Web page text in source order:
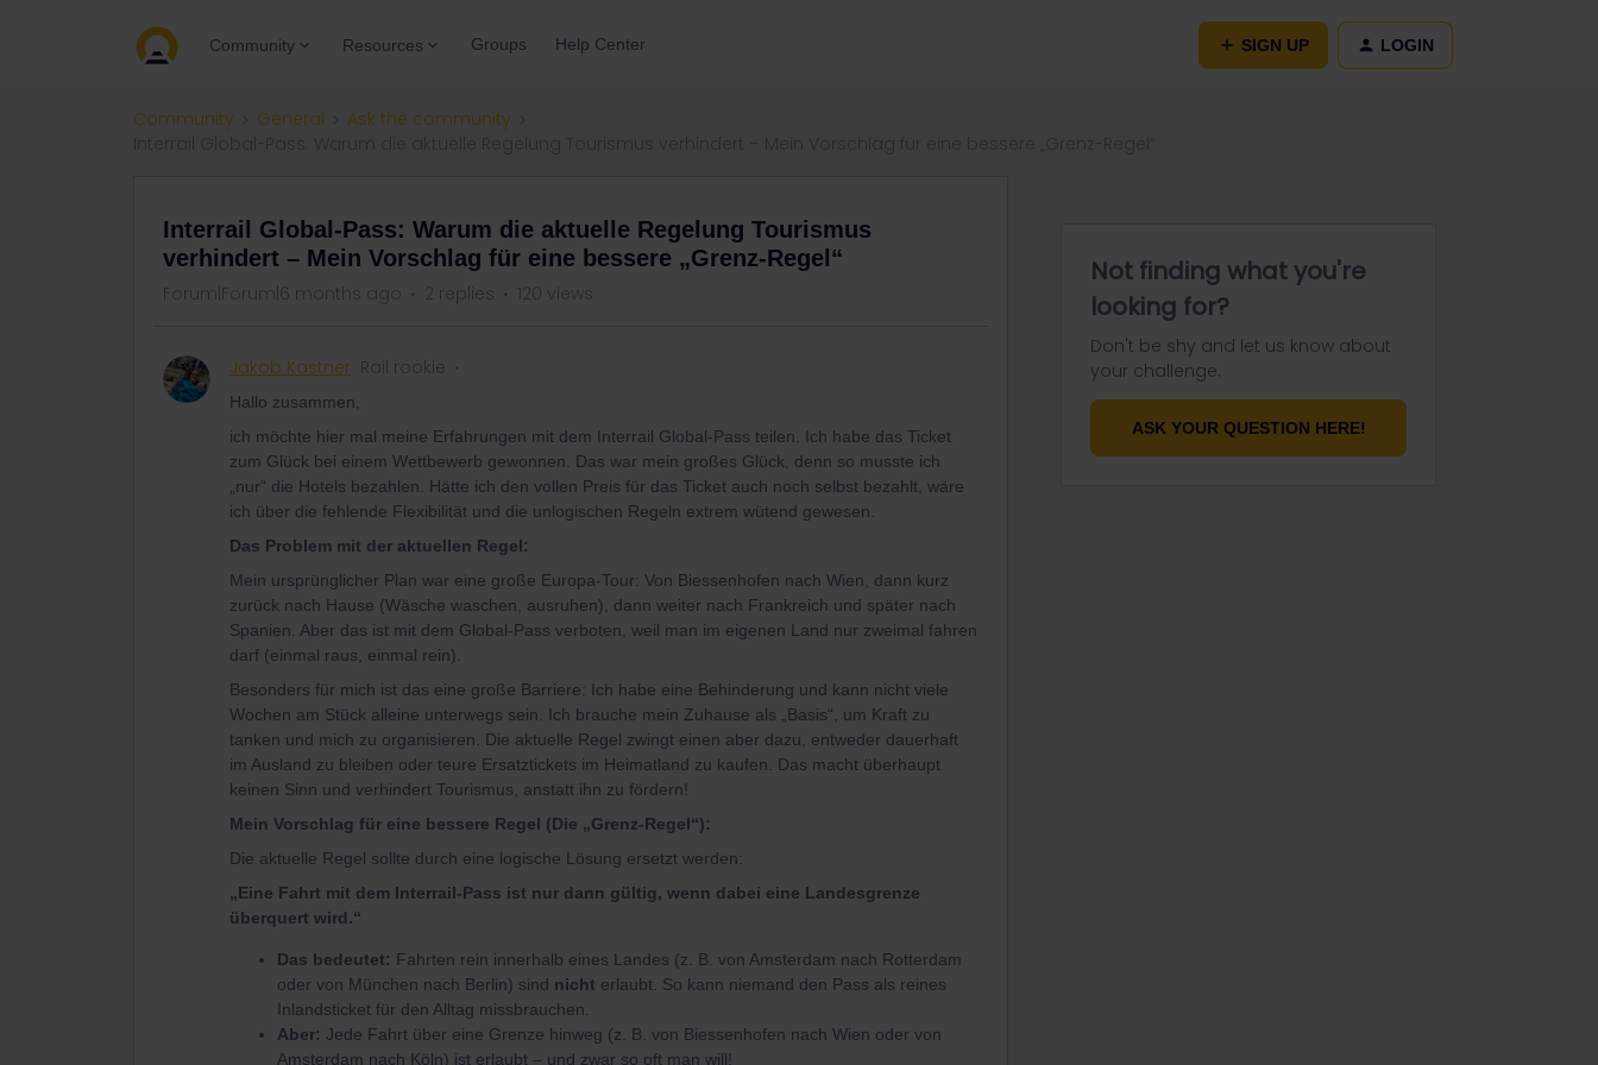
Community Resources Groups Help Center SIGN UP LOGIN
Community General
Ask the community
Interrail Global-Pass: Warum die aktuelle Regelung Tourismus
verhindert – Mein Vorschlag für eine bessere „Grenz-Regel“
Forum|Forum|6 months ago 2 replies 120 views
Jakob Kastner Rail rookie
Hallo zusammen,
​ich möchte hier mal meine Erfahrungen mit dem Interrail Global-Pass teilen. Ich habe das Ticket
zum Glück bei einem Wettbewerb gewonnen. Das war mein großes Glück, denn so musste ich
„nur“ die Hotels bezahlen. Hätte ich den vollen Preis für das Ticket auch noch selbst bezahlt, wäre
ich über die fehlende Flexibilität und die unlogischen Regeln extrem wütend gewesen.
Das Problem mit der aktuellen Regel:
Mein ursprünglicher Plan war eine große Europa-Tour: Von Biessenhofen nach Wien, dann kurz
zurück nach Hause (Wäsche waschen, ausruhen), dann weiter nach Frankreich und später nach
Spanien. Aber das ist mit dem Global-Pass verboten, weil man im eigenen Land nur zweimal fahren
darf (einmal raus, einmal rein).
​Besonders für mich ist das eine große Barriere: Ich habe eine Behinderung und kann nicht viele
Wochen am Stück alleine unterwegs sein. Ich brauche mein Zuhause als „Basis“, um Kraft zu
tanken und mich zu organisieren. Die aktuelle Regel zwingt einen aber dazu, entweder dauerhaft
im Ausland zu bleiben oder teure Ersatztickets im Heimatland zu kaufen. Das macht überhaupt
keinen Sinn und verhindert Tourismus, anstatt ihn zu fördern!
Mein Vorschlag für eine bessere Regel (Die „Grenz-Regel“):
Die aktuelle Regel sollte durch eine logische Lösung ersetzt werden:
„Eine Fahrt mit dem Interrail-Pass ist nur dann gültig, wenn dabei eine Landesgrenze
überquert wird.“
Das bedeutet: Fahrten rein innerhalb eines Landes (z. B. von Amsterdam nach Rotterdam
oder von München nach Berlin) sind nicht erlaubt. So kann niemand den Pass als reines
Inlandsticket für den Alltag missbrauchen.
Aber: Jede Fahrt über eine Grenze hinweg (z. B. von Biessenhofen nach Wien oder von
Amsterdam nach Köln) ist erlaubt – und zwar so oft man will!
Not finding what you're
looking for?
Don't be shy and let us know about
your challenge.
ASK YOUR QUESTION HERE!